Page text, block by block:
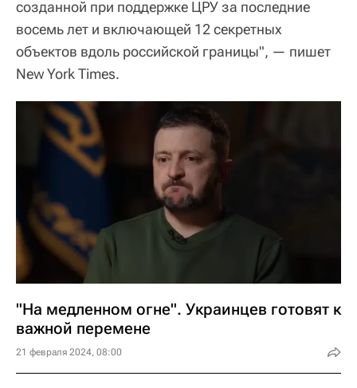
созданной при поддержке ЦРУ за последние
восемь лет и включающей 12 секретных
объектов вдоль российской границы", — пишет
New York Times.
"На медленном огне". Украинцев готовят к
важной перемене
21 февраля 2024, 08:00